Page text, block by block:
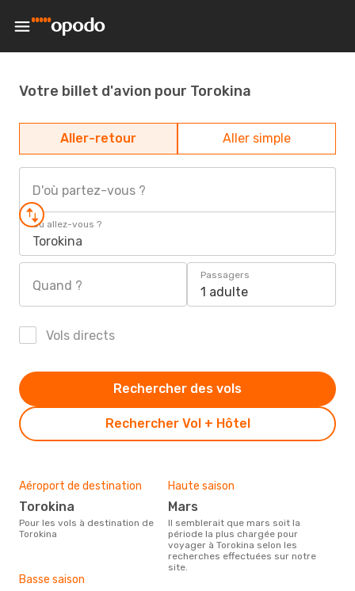
Votre billet d'avion pour Torokina
Aller-retour Aller simple
D'où partez-vous ?
Où allez-vous ?
Torokina
Quand ?
Passagers
1 adulte
Vols directs
Rechercher Vol + Hôtel
Rechercher des vols
Aéroport de destination
Torokina
Pour les vols à destination de
Torokina
Haute saison
mars
Il semblerait que mars soit la
période la plus chargée pour
voyager à Torokina selon les
recherches effectuées sur notre
site.
Basse saison